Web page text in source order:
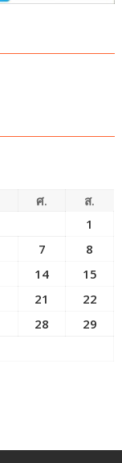
ศ.
ส.
1
7
8
14
15
21
22
28
29